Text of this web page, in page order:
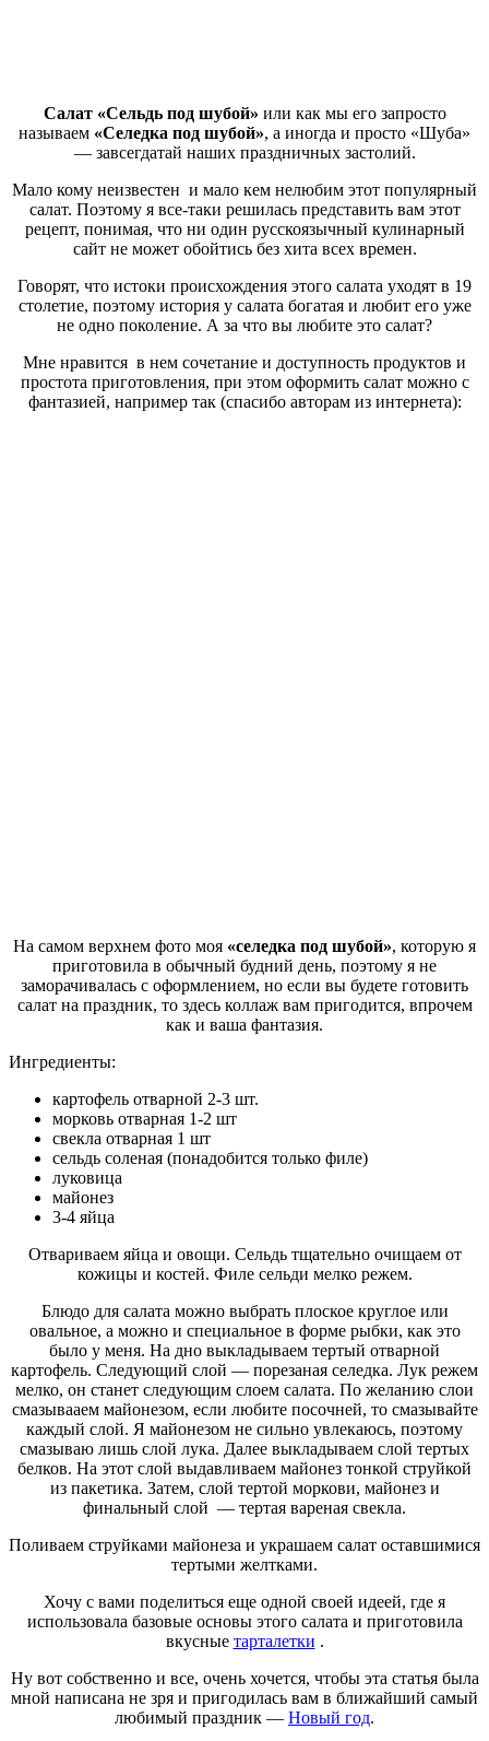
Салат «Сельдь под шубой» или как мы его запросто
называем «Селедка под шубой», а иногда и просто «Шуба»
— завсегдатай наших праздничных застолий.
Мало кому неизвестен и мало кем нелюбим этот популярный
салат. Поэтому я все-таки решилась представить вам этот
рецепт, понимая, что ни один русскоязычный кулинарный
сайт не может обойтись без хита всех времен.
Говорят, что истоки происхождения этого салата уходят в 19
столетие, поэтому история у салата богатая и любит его уже
не одно поколение. А за что вы любите это салат?
Мне нравится в нем сочетание и доступность продуктов и
простота приготовления, при этом оформить салат можно с
фантазией, например так (спасибо авторам из интернета):
На самом верхнем фото моя «селедка под шубой», которую я
приготовила в обычный будний день, поэтому я не
заморачивалась с оформлением, но если вы будете готовить
салат на праздник, то здесь коллаж вам пригодится, впрочем
как и ваша фантазия.
Ингредиенты:
картофель отварной 2-3 шт.
морковь отварная 1-2 шт
свекла отварная 1 шт
сельдь соленая (понадобится только филе)
луковица
майонез
3-4 яйца
Отвариваем яйца и овощи. Сельдь тщательно очищаем от
кожицы и костей. Филе сельди мелко режем.
Блюдо для салата можно выбрать плоское круглое или
овальное, а можно и специальное в форме рыбки, как это
было у меня. На дно выкладываем тертый отварной
картофель. Следующий слой — порезаная селедка. Лук режем
мелко, он станет следующим слоем салата. По желанию слои
смазывааем майонезом, если любите посочней, то смазывайте
каждый слой. Я майонезом не сильно увлекаюсь, поэтому
смазываю лишь слой лука. Далее выкладываем слой тертых
белков. На этот слой выдавливаем майонез тонкой струйкой
из пакетика. Затем, слой тертой моркови, майонез и
финальный слой — тертая вареная свекла.
Поливаем струйками майонеза и украшаем салат оставшимися
тертыми желтками.
Хочу с вами поделиться еще одной своей идеей, где я
использовала базовые основы этого салата и приготовила
вкусные тарталетки .
Ну вот собственно и все, очень хочется, чтобы эта статья была
мной написана не зря и пригодилась вам в ближайший самый
любимый праздник — Новый год.